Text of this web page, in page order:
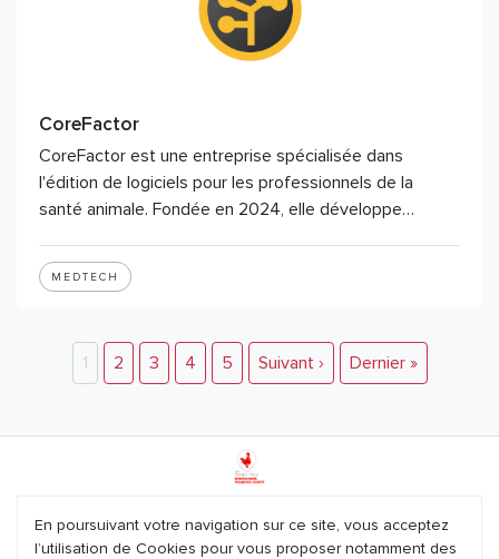
CoreFactor
CoreFactor est une entreprise spécialisée dans
l'édition de logiciels pour les professionnels de la
santé animale. Fondée en 2024, elle développe…
MEDTECH
1 2 3 4 5 Suivant › Dernier »
Mentions légales
En poursuivant votre navigation sur ce site, vous acceptez
l’utilisation de Cookies pour vous proposer notamment des